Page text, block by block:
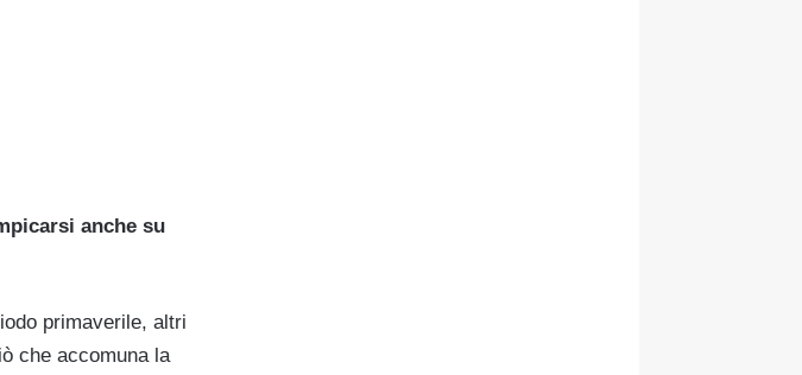
anche su
primaverile, altri
che accomuna la